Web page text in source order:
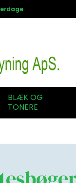
BLÆK OG
TONERE